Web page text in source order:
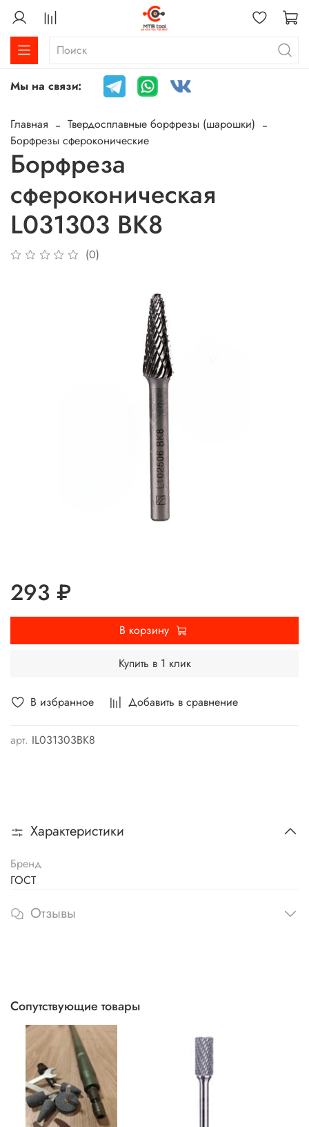
Мы на связи:
Главная
Твердосплавные борфрезы (шарошки)
Борфрезы сфероконические
Борфреза
сфероконическая
L031303 ВК8
(0)
В избранное Добавить в сравнение
арт. IL031303ВК8
293 ₽
В корзину
Купить в 1 клик
Характеристики
Бренд
ГОСТ
Отзывы
Сопутствующие товары